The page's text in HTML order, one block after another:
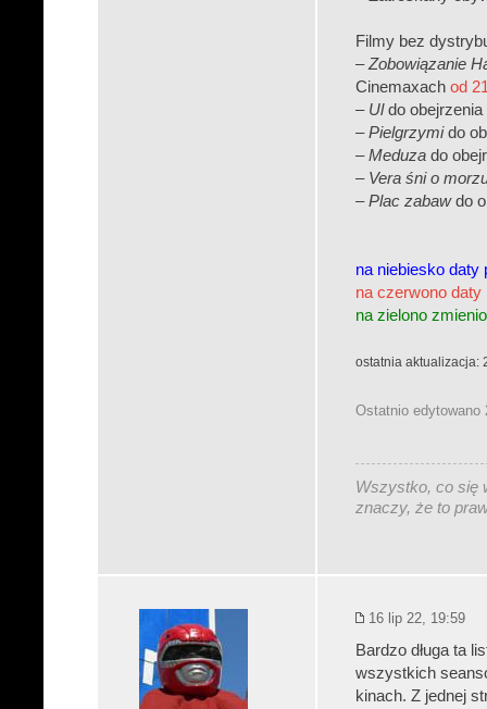
Filmy bez
–Zobowiązanie
Cinemaxachod
– Uldo
–Pielgrzymido
–Meduza do
– Vera śni o
–Plac zabawdo
na niebiesko daty
na czerwono
na zielono
ostatnia aktualizacja:
Ostatnio
Wszystko, co się
znaczy, że to
16 lip 22, 19:59
Bardzo długa ta
wszystkich
kinach. Z jednej